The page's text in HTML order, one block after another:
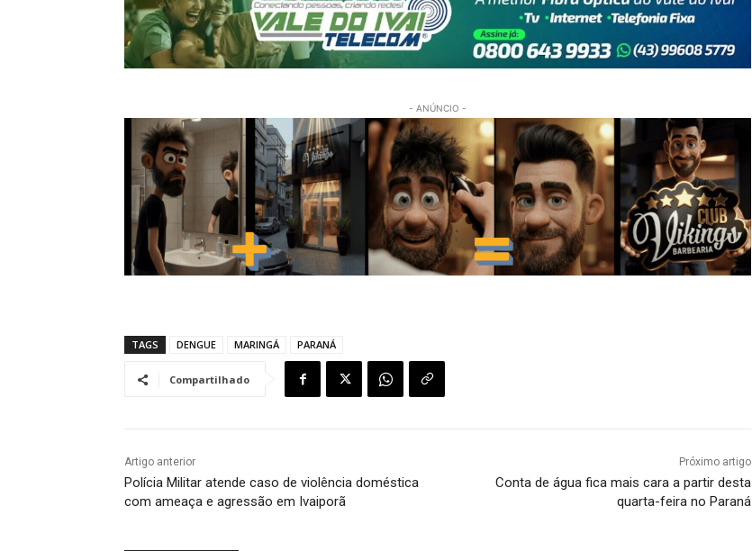
- ANÚNCIO -
TAGS DENGUE MARINGÁ PARANÁ
Compartilhado
Artigo anterior
Polícia Militar atende caso de violência doméstica
com ameaça e agressão em Ivaiporã
Próximo artigo
Conta de água fica mais cara a partir desta
quarta-feira no Paraná